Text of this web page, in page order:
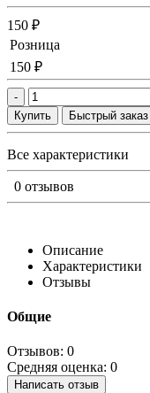
150 ₽
Розница
150 ₽
-
Купить
Быстрый заказ
Все характеристики
0 отзывов
Описание
Характеристики
Отзывы
Общие
Отзывов: 0
Средняя оценка: 0
Написать отзыв